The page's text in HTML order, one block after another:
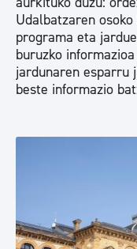
Udalbatzaren
programa eta
buruzko
jardunaren esparru
beste informazio